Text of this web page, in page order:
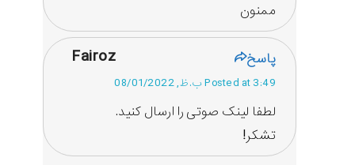
ممنون
Fairoz پاسخ
Posted at 3:49 ب.ظ, 08/01/2022
لطفا لینک صوتی را ارسال کنید.
تشکر!